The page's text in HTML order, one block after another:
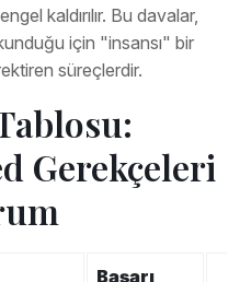
kaldırılır. Bu davalar,
için "insansı" bir
süreçlerdir.
Gerekçeleri
Başarı